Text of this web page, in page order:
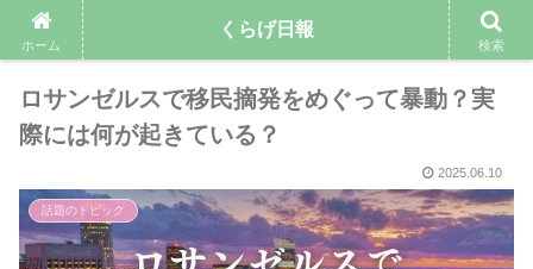
ロサンゼルスで移民摘発をめぐって暴動？実
際には何が起きている？
2025.06.10
話題のトピック
ホーム
くらげ日報
検索